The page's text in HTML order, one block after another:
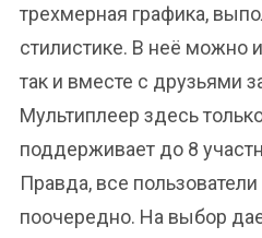
трехмерная графика,
стилистике. В неё можно
так и вместе с друзьями
Мультиплеер здесь
поддерживает до 8
Правда, все
поочередно. На выбор